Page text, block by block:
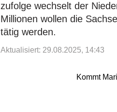
zufolge wechselt der
Millionen wollen die
tätig werden.
Aktualisiert: 29.08.2025, 14:43